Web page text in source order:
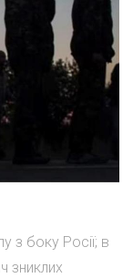
з боку Росії; в
зниклих